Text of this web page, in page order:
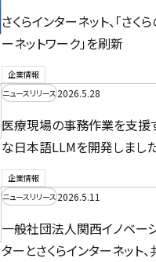
さくらインターネット、「さく
ーネットワーク」を刷新
企業情報
ニュースリリース2026.5.28
医療現場の事務作業を支援
な日本語LLMを開発しまし
企業情報
ニュースリリース2026.5.11
一般社団法人関西イノベー
ターとさくらインターネット